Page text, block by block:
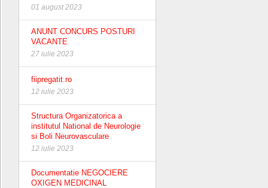
01 august 2023
ANUNT CONCURS POSTURI
VACANTE
27 iulie 2023
fiipregatit.ro
12 iulie 2023
Structura Organizatorica a
institutul National de Neurologie
si Boli Neurovasculare
12 iulie 2023
Documentatie NEGOCIERE
OXIGEN MEDICINAL